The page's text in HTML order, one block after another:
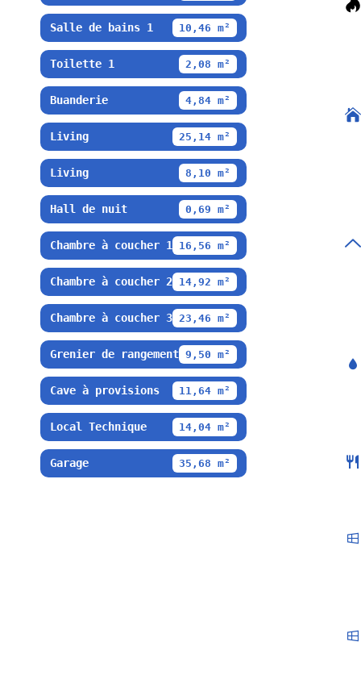
Salle de bains 1 10,46 m²
Toilette 1 2,08 m²
Buanderie 4,84 m²
Living 25,14 m²
Living 8,10 m²
Hall de nuit 0,69 m²
Chambre à coucher 1 16,56 m²
Chambre à coucher 2 14,92 m²
Chambre à coucher 3 23,46 m²
Grenier de rangement 9,50 m²
Cave à provisions 11,64 m²
Local Technique 14,04 m²
Garage 35,68 m²